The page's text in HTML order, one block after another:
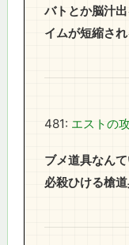
バトとか脳汁
イムが短縮さ
481: エストの
ブメ道具なん
必殺ひける槍